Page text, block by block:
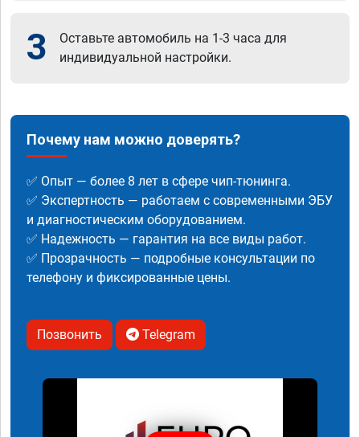
3
Оставьте автомобиль на 1-3 часа для
индивидуальной настройки.
Почему нам можно доверять?
✅ Опыт — более 8 лет в сфере чип-тюнинга.
✅ Экспертность — работаем с современными ЭБУ
и диагностическим оборудованием.
✅ Надежность — гарантия на все виды работ.
✅ Прозрачность — подробные консультации по
телефону и фиксированные цены.
Позвонить Telegram